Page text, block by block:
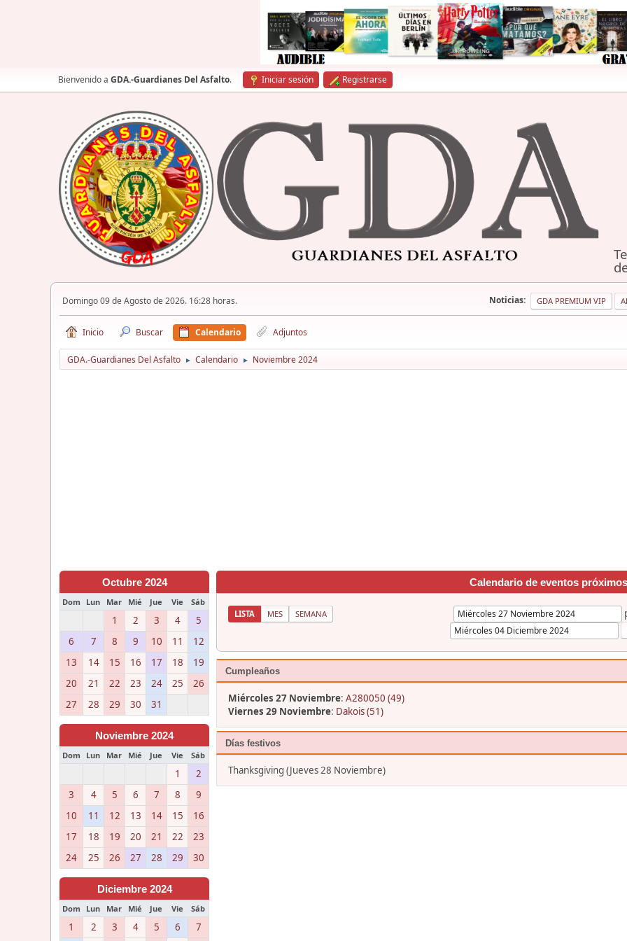
Bienvenido a GDA.-Guardianes Del Asfalto. Iniciar sesión Registrarse
Domingo 09 de Agosto de 2026. 16:28 horas. Noticias: GDA PREMIUM VIP
Inicio Buscar Calendario Adjuntos
GDA.-Guardianes Del Asfalto ► Calendario ► Noviembre 2024
Octubre 2024
Dom Lun Mar Mié Jue Vie Sáb
1 2 3 4
5
6
7 8 9 10 11
12
13
14 15 16 17 18
19
20
21 22 23 24 25
26
27
28 29 30 31
Noviembre 2024
Dom Lun Mar Mié Jue Vie Sáb
1
2
3
4 5 6 7 8
9
10
11 12 13 14 15
16
17
18 19 20 21 22
23
24
25 26 27 28 29 30
Diciembre 2024
Dom Lun Mar Mié Jue Vie Sáb
1 2 3 4 5 6 7
Calendario de eventos próximos
LISTA MES SEMANA
Cumpleaños
Miércoles 27 Noviembre: A280050 (49)
Viernes 29 Noviembre: Dakois (51)
Días festivos
Thanksgiving (Jueves 28 Noviembre)